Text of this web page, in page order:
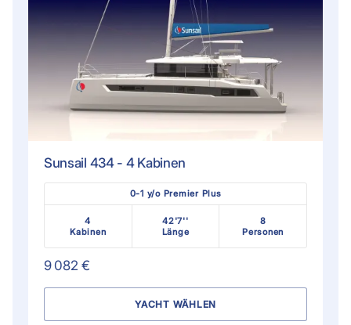
Sunsail 434 - 4 Kabinen
0-1 y/o Premier Plus
4
Kabinen
42'7''
Länge
8
Personen
9 082 €
YACHT WÄHLEN